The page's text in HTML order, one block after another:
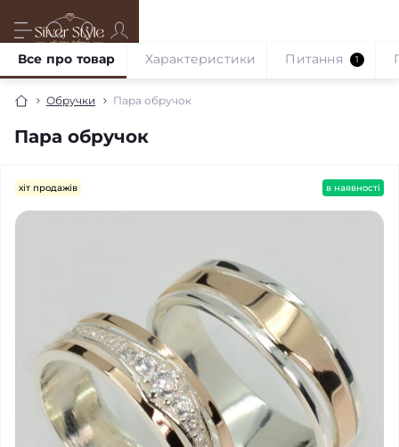
Обручки Пара обручок
Пара обручок
Все про товар Характеристики Питання 1
хіт продажів в наявності